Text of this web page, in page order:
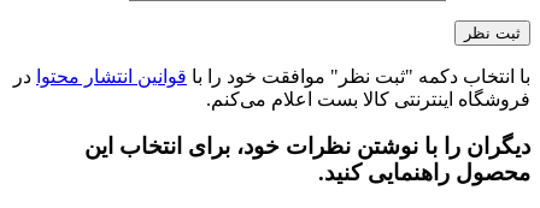
با انتخاب دکمه "ثبت نظر" موافقت خود را با قوانین انتشار محتوا در
فروشگاه اینترنتی کالا بست اعلام می‌کنم.
دیگران را با نوشتن نظرات خود، برای انتخاب این
محصول راهنمایی کنید.